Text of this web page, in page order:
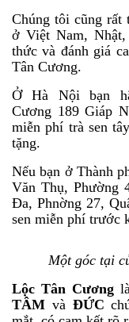
Chúng tôi cũng rất
ở Việt Nam,
thức và đánh giá
Tân Cương.
Ở Hà Nội bạn
Cương 189 Giáp
miễn phí trà sen
tặng.
Nếu bạn ở Thành
Văn Thụ, Phường
Đa, Phnờng 27,
sen miễn phí trước
Một góc tại
Lộc Tân Cương
TÂM và ĐỨC